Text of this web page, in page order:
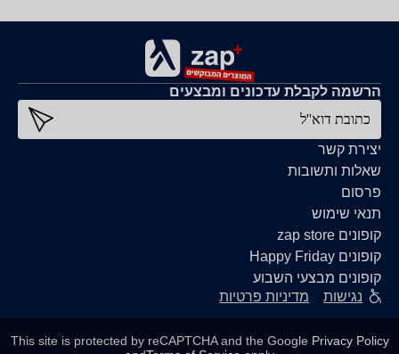
יצירת קשר
שאלות ותשובות
פרסום
תנאי שימוש
קופונים zap store
קופונים Happy Friday
קופונים מבצעי השבוע
הרשמה לקבלת עדכונים ומבצעים
כתובת דוא''ל
נגישות מדיניות פרטיות
This site is protected by reCAPTCHA and the Google Privacy Policy